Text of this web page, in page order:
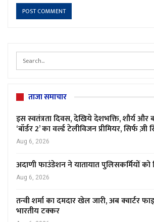
ताजा समाचार
इस स्वतंत्रता दिवस, देखिये देशभक्ति, शौर्य और
‘बॉर्डर 2’ का वर्ल्ड टेलीविजन प्रीमियर, सिर्फ ज़ी
Aug 6, 2026
अदाणी फाउंडेशन ने यातायात पुलिसकर्मियों को
Aug 6, 2026
तन्वी शर्मा का दमदार खेल जारी, अब क्वार्टर
भारतीय टक्कर